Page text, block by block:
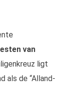
van
ligt
als de “Alland-